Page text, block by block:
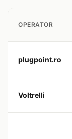
OPERATOR
plugpoint.ro
Voltrelli